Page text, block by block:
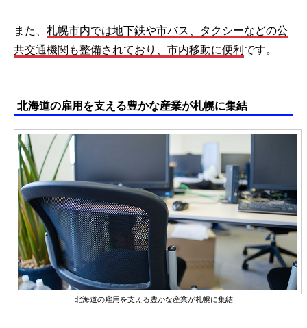
また、 札幌市内では地下鉄や市バス、タクシーなどの公
共交通機関も整備されており、市内移動に便利 です。
北海道の雇用を支える豊かな産業が札幌に集結
北海道の雇用を支える豊かな産業が札幌に集結